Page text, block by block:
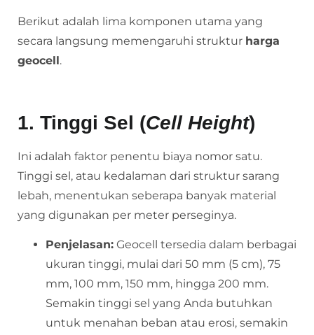
Berikut adalah lima komponen utama yang
secara langsung memengaruhi struktur harga
geocell .
1. Tinggi Sel (Cell Height)
Ini adalah faktor penentu biaya nomor satu.
Tinggi sel, atau kedalaman dari struktur sarang
lebah, menentukan seberapa banyak material
yang digunakan per meter perseginya.
Penjelasan: Geocell tersedia dalam berbagai
ukuran tinggi, mulai dari 50 mm (5 cm), 75
mm, 100 mm, 150 mm, hingga 200 mm.
Semakin tinggi sel yang Anda butuhkan
untuk menahan beban atau erosi, semakin